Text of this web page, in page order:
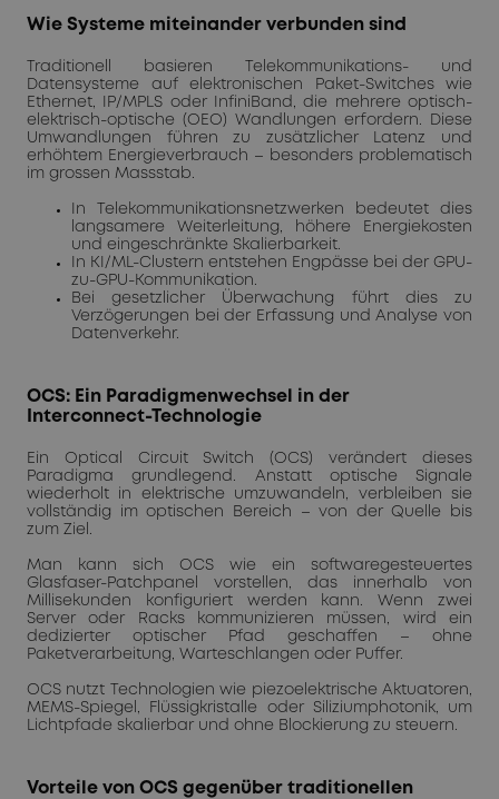
Wie Systeme miteinander verbunden sind
Traditionell basieren Telekommunikations- und
Datensysteme auf elektronischen Paket-Switches wie
Ethernet, IP/MPLS oder InfiniBand, die mehrere optisch-
elektrisch-optische (OEO) Wandlungen erfordern. Diese
Umwandlungen führen zu zusätzlicher Latenz und
erhöhtem Energieverbrauch – besonders problematisch
im grossen Massstab.
In Telekommunikationsnetzwerken bedeutet dies
langsamere Weiterleitung, höhere Energiekosten
und eingeschränkte Skalierbarkeit.
In KI/ML-Clustern entstehen Engpässe bei der GPU-
zu-GPU-Kommunikation.
Bei gesetzlicher Überwachung führt dies zu
Verzögerungen bei der Erfassung und Analyse von
Datenverkehr.
OCS: Ein Paradigmenwechsel in der
Interconnect-Technologie
Ein Optical Circuit Switch (OCS) verändert dieses
Paradigma grundlegend. Anstatt optische Signale
wiederholt in elektrische umzuwandeln, verbleiben sie
vollständig im optischen Bereich – von der Quelle bis
zum Ziel.
Man kann sich OCS wie ein softwaregesteuertes
Glasfaser-Patchpanel vorstellen, das innerhalb von
Millisekunden konfiguriert werden kann. Wenn zwei
Server oder Racks kommunizieren müssen, wird ein
dedizierter optischer Pfad geschaffen – ohne
Paketverarbeitung, Warteschlangen oder Puffer.
OCS nutzt Technologien wie piezoelektrische Aktuatoren,
MEMS-Spiegel, Flüssigkristalle oder Siliziumphotonik, um
Lichtpfade skalierbar und ohne Blockierung zu steuern.
Vorteile von OCS gegenüber traditionellen